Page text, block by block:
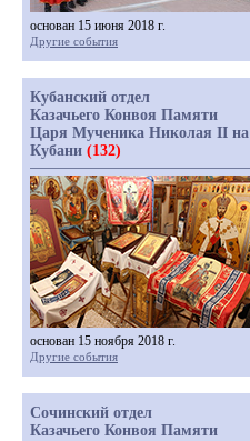
основан 15 июня 2018 г.
Другие события
Кубанский отдел
Казачьего Конвоя Памяти
Царя Мученика Николая II на
Кубани (132)
основан 15 ноября 2018 г.
Другие события
Сочинский отдел
Казачьего Конвоя Памяти